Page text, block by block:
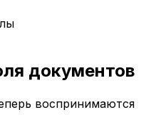
документов
воспринимаются